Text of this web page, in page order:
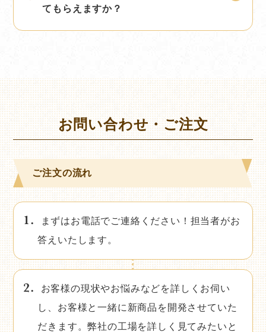
てもらえますか？
お問い合わせ・ご注文
ご注文の流れ
まずはお電話でご連絡ください！担当者がお
答えいたします。
お客様の現状やお悩みなどを詳しくお伺い
し、お客様と一緒に新商品を開発させていた
だきます。弊社の工場を詳しく見てみたいと